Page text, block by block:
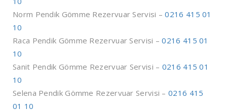
Norm Pendik Gömme Rezervuar Servisi –0216 415 01
10
Raca Pendik Gömme Rezervuar Servisi –0216 415 01
10
Sanit Pendik Gömme Rezervuar Servisi – 0216 415 01
10
Selena Pendik Gömme Rezervuar Servisi – 0216 415
01 10